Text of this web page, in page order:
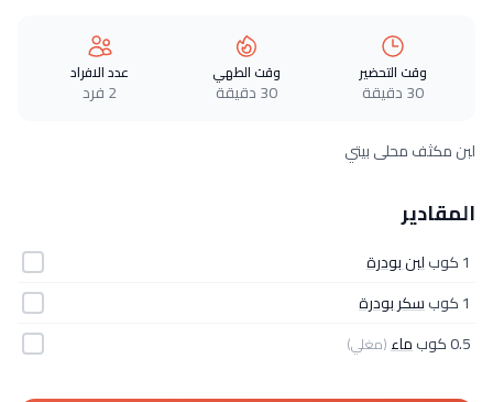
وقت التحضير
30 دقيقة
وقت الطهي
30 دقيقة
عدد الافراد
2 فرد
لبن مكثف محلى بيتي
المقادير
1 كوب
لبن بودرة
1 كوب
سكر بودرة
0.5 كوب
ماء(مغلي)